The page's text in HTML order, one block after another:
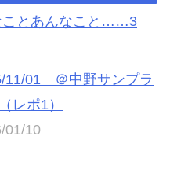
とあんなこと……3
11/01 ＠中野サンプラ
レポ1）
01/10